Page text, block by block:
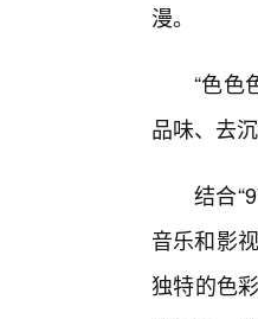
漫。
“色色
品味、去
结合
音乐和影
独特的色